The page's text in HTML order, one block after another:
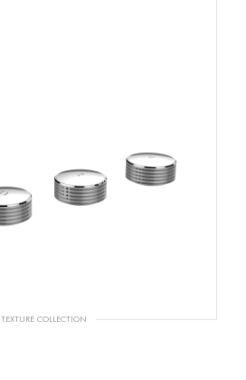
TEXTURE COLLECTION